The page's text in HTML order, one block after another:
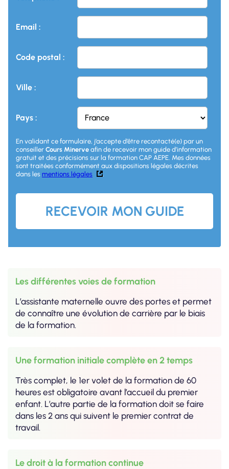
Email :
Code postal :
Ville :
Pays :
En validant ce formulaire, j’accepte d’être recontacté(e) par un
conseillerCours Minerveafin de recevoir mon guide d’information
gratuit et des précisions sur la formation CAP AEPE. Mes données
sont traitées conformément aux dispositions légales décrites
dans lesmentions légales
Les différentes voies de formation
L’assistante maternelle ouvre des portes et permet
de connaître une évolution de carrière par le biais
de la formation.
Une formation initiale complète en 2 temps
Très complet, le 1er volet de la formation de 60
heures est obligatoire avant l’accueil du premier
enfant. L’autre partie de la formation doit se faire
dans les 2 ans qui suivent le premier contrat de
travail.
Le droit à la formation continue